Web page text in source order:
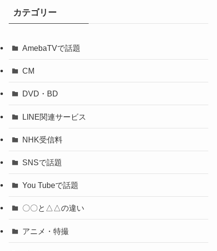
カテゴリー
AmebaTVで話題
CM
DVD・BD
LINE関連サービス
NHK受信料
SNSで話題
You Tubeで話題
〇〇と△△の違い
アニメ・特撮